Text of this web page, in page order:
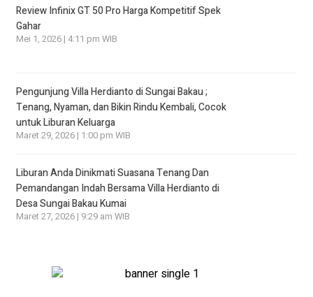
Review Infinix GT 50 Pro Harga Kompetitif Spek
Gahar
Mei 1, 2026 | 4:11 pm WIB
Pengunjung Villa Herdianto di Sungai Bakau ;
Tenang, Nyaman, dan Bikin Rindu Kembali, Cocok
untuk Liburan Keluarga
Maret 29, 2026 | 1:00 pm WIB
Liburan Anda Dinikmati Suasana Tenang Dan
Pemandangan Indah Bersama Villa Herdianto di
Desa Sungai Bakau Kumai
Maret 27, 2026 | 9:29 am WIB